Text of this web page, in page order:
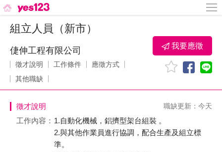
組立人員（新市）
倢伸工程有限公司
徵才說明 工作條件
應徵方式
其他職缺
我要應徵
徵才說明 職缺更新：今天
工作內容： 1.自動化機械，鋁擠型架台組裝 。
2.與其他作業員進行協調，配合生產及組立標
準。